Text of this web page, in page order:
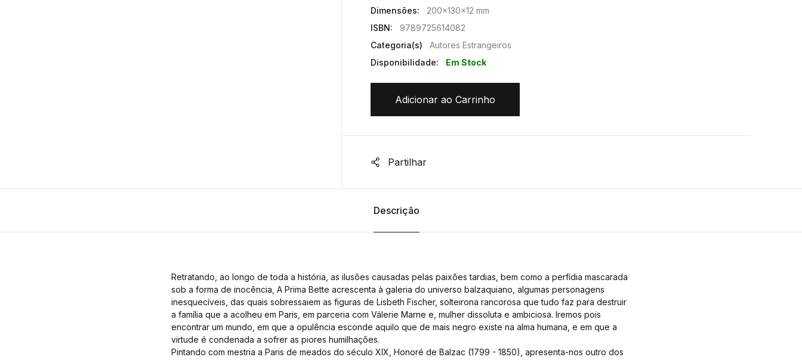
Dimensões:
200x130x12 mm
ISBN:
9789725614082
Categoria(s)
Autores Estrangeiros
Disponibilidade:
Em Stock
Adicionar ao Carrinho
Partilhar
Descrição
Retratando, ao longo de toda a história, as ilusões causadas pelas paixões tardias, bem como a perfídia mascarada
sob a forma de inocência, A Prima Bette acrescenta à galeria do universo balzaquiano, algumas personagens
inesquecíveis, das quais sobressaiem as figuras de Lisbeth Fischer, solteirona rancorosa que tudo faz para destruir
a família que a acolheu em Paris, em parceria com Válerie Marne e, mulher dissoluta e ambiciosa. Iremos pois
encontrar um mundo, em que a opulência esconde aquilo que de mais negro existe na alma humana, e em que a
virtude é condenada a sofrer as piores humilhações.
Pintando com mestria a Paris de meados do século XIX, Honoré de Balzac (1799 - 1850), apresenta-nos outro dos